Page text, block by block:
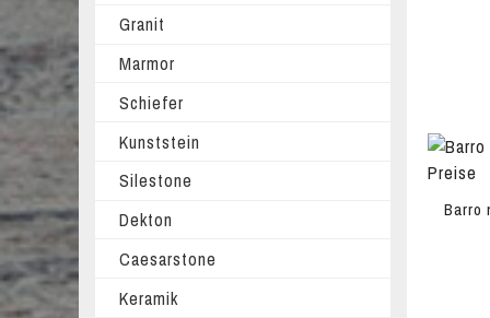
Barro
Granit
Marmor
Schiefer
Kunststein
Silestone
Dekton
Caesarstone
Keramik